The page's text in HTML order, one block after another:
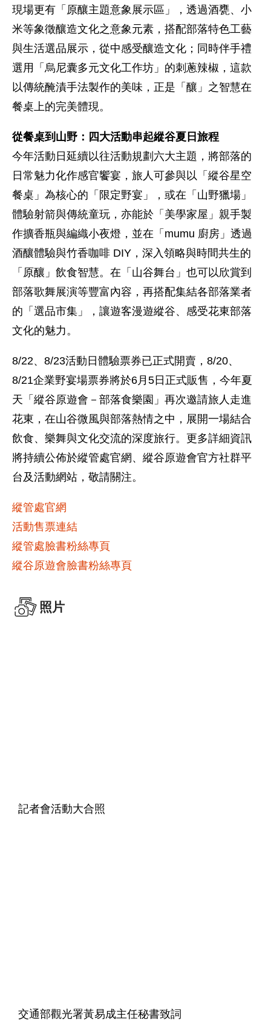
現場更有「原釀主題意象展示區」，透過酒甕、小
米等象徵釀造文化之意象元素，搭配部落特色工藝
與生活選品展示，從中感受釀造文化；同時伴手禮
選用「烏尼囊多元文化工作坊」的刺蔥辣椒，這款
以傳統醃漬手法製作的美味，正是「釀」之智慧在
餐桌上的完美體現。
從餐桌到山野：四大活動串起縱谷夏日旅程
今年活動日延續以往活動規劃六大主題，將部落的
日常魅力化作感官饗宴，旅人可參與以「縱谷星空
餐桌」為核心的「限定野宴」，或在「山野獵場」
體驗射箭與傳統童玩，亦能於「美學家屋」親手製
作擴香瓶與編織小夜燈，並在「mumu 廚房」透過
酒釀體驗與竹香咖啡 DIY，深入領略與時間共生的
「原釀」飲食智慧。在「山谷舞台」也可以欣賞到
部落歌舞展演等豐富內容，再搭配集結各部落業者
的「選品市集」，讓遊客漫遊縱谷、感受花東部落
文化的魅力。
8/22、8/23活動日體驗票券已正式開賣，8/20、
8/21企業野宴場票券將於6月5日正式販售，今年夏
天「縱谷原遊會－部落食樂園」再次邀請旅人走進
花東，在山谷微風與部落熱情之中，展開一場結合
飲食、樂舞與文化交流的深度旅行。更多詳細資訊
將持續公佈於縱管處官網、縱谷原遊會官方社群平
台及活動網站，敬請關注。
縱管處官網
活動售票連結
縱管處臉書粉絲專頁
縱谷原遊會臉書粉絲專頁
照片
記者會活動大合照
交通部觀光署黃易成主任秘書致詞